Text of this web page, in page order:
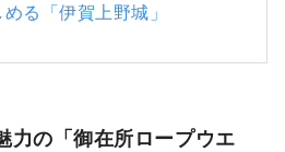
る「伊賀上野城」
力の「御在所ロープウエ